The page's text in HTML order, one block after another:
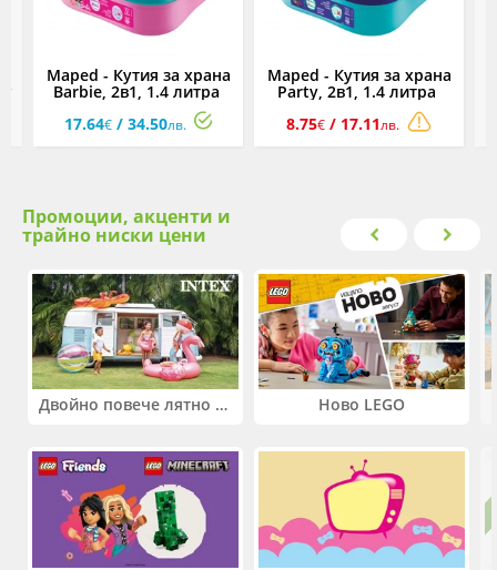
Maped - Кутия за храна
Barbie, 2в1, 1.4 литра
17.64€/ 34.50лв.
Maped - Кутия за храна
Party, 2в1, 1.4 литра
8.75€ / 17.11лв.
Промоции, акценти и
трайно ниски цени
Двойно повече лятно забавление! Купи 2 продукта INTEX и вземи -33% Ново LEGO